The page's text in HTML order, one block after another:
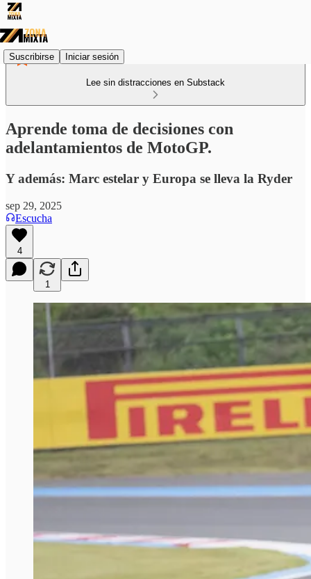
Suscribirse Iniciar sesión
Lee sin distracciones en Substack
Aprende toma de decisiones con
adelantamientos de MotoGP.
Y además: Marc estelar y Europa se lleva la Ryder
sep 29, 2025
Escucha
4
1